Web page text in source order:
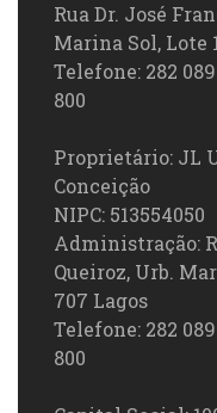
Rua Dr. José
Marina Sol, Lote
Telefone: 282
800
Proprietário: JL
Conceição
NIPC: 513554050
Administração:
Queiroz, Urb.
707 Lagos
Telefone: 282
800